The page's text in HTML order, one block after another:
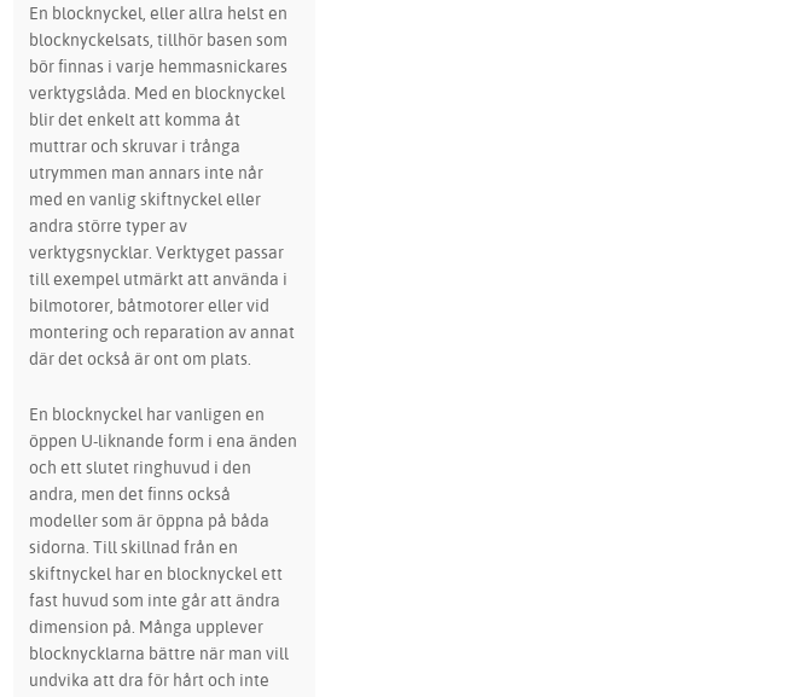
En blocknyckel, eller allra helst en
blocknyckelsats, tillhör basen som
bör finnas i varje hemmasnickares
verktygslåda. Med en blocknyckel
blir det enkelt att komma åt
muttrar och skruvar i trånga
utrymmen man annars inte når
med en vanlig skiftnyckel eller
andra större typer av
verktygsnycklar. Verktyget passar
till exempel utmärkt att använda i
bilmotorer, båtmotorer eller vid
montering och reparation av annat
där det också är ont om plats.
En blocknyckel har vanligen en
öppen U-liknande form i ena änden
och ett slutet ringhuvud i den
andra, men det finns också
modeller som är öppna på båda
sidorna. Till skillnad från en
skiftnyckel har en blocknyckel ett
fast huvud som inte går att ändra
dimension på. Många upplever
blocknycklarna bättre när man vill
undvika att dra för hårt och inte